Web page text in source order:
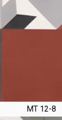
MT 12-8